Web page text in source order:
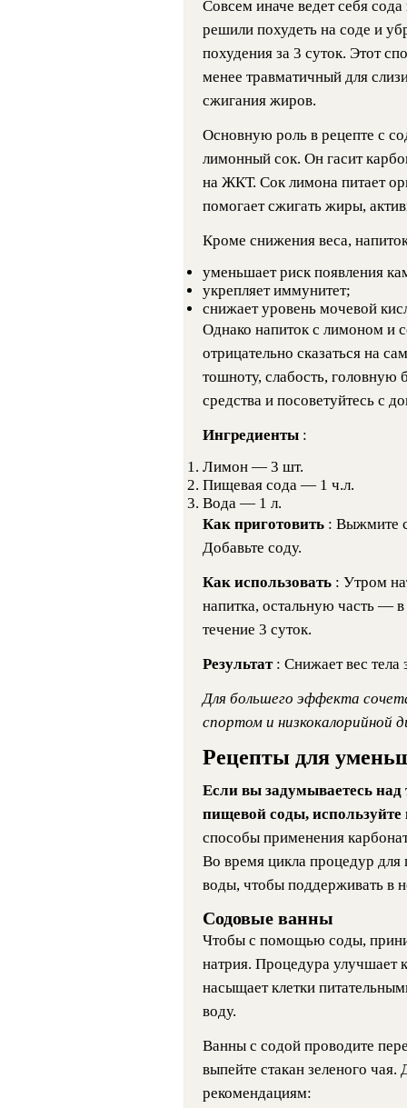
Совсем иначе ведет себя
решили похудеть на соде и
похудения за 3 суток. Этот
менее травматичный для
сжигания жиров.
Основную роль в рецепте с
лимонный сок. Он гасит
на ЖКТ. Сок лимона питает
помогает сжигать жиры,
Кроме снижения веса,
уменьшает риск появления
укрепляет иммунитет;
снижает уровень мочевой
Однако напиток с лимоном и
отрицательно сказаться на
тошноту, слабость, головную
средства и посоветуйтесь с
Ингредиенты :
Лимон — 3 шт.
Пищевая сода — 1 ч.л.
Вода — 1 л.
Как приготовить : Выжмите
Добавьте соду.
Как использовать : Утром
напитка, остальную часть —
течение 3 суток.
Результат : Снижает вес тела
Для большего эффекта
спортом и низкокалорийной
Рецепты для
Если вы задумываетесь
пищевой соды,
способы применения
Во время цикла процедур
воды, чтобы поддерживать в
Содовые ванны
Чтобы с помощью соды,
натрия. Процедура улучшает
насыщает клетки
воду.
Ванны с содой проводите
выпейте стакан зеленого чая.
рекомендациям: